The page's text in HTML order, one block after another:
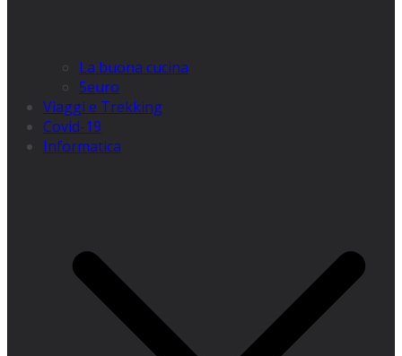
La buona cucina
5euro
Viaggi e Trekking
Covid-19
Informatica